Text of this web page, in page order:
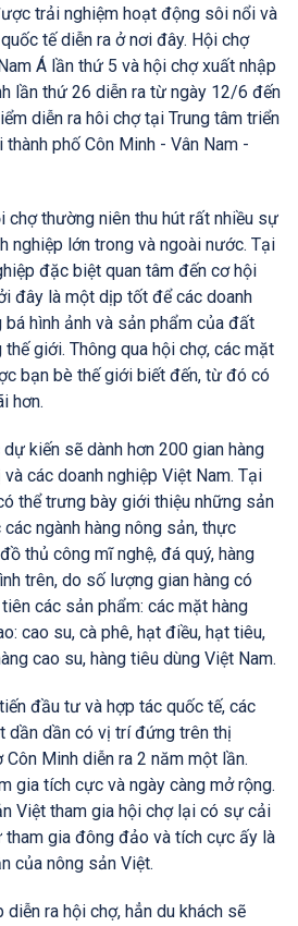
trải nghiệm hoạt động sôi nổi và
tế diễn ra ở nơi đây. Hội chợ
Á lần thứ 5 và hội chợ xuất nhập
lần thứ 26 diễn ra từ ngày 12/6 đến
diễn ra hôi chợ tại Trung tâm triển
thành phố Côn Minh - Vân Nam -
chợ thường niên thu hút rất nhiều sự
nghiệp lớn trong và ngoài nước. Tại
đặc biệt quan tâm đến cơ hội
đây là một dịp tốt để các doanh
hình ảnh và sản phẩm của đất
giới. Thông qua hội chợ, các mặt
bạn bè thế giới biết đến, từ đó có
hơn.
kiến sẽ dành hơn 200 gian hàng
các doanh nghiệp Việt Nam. Tại
thể trưng bày giới thiệu những sản
ngành hàng nông sản, thực
thủ công mĩ nghệ, đá quý, hàng
trên, do số lượng gian hàng có
các sản phẩm: các mặt hàng
cao su, cà phê, hạt điều, hạt tiêu,
cao su, hàng tiêu dùng Việt Nam.
đầu tư và hợp tác quốc tế, các
dần dần có vị trí đứng trên thị
Minh diễn ra 2 năm một lần.
gia tích cực và ngày càng mở rộng.
Việt tham gia hội chợ lại có sự cải
tham gia đông đảo và tích cực ấy là
của nông sản Việt.
ra hội chợ, hẳn du khách sẽ